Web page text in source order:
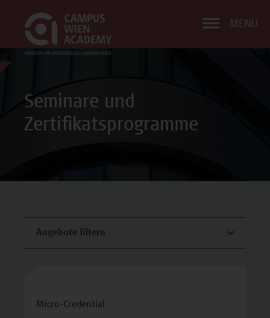
MENÜ
Seminare und
Zertifikatsprogramme
Angebote filtern
Micro-Credential